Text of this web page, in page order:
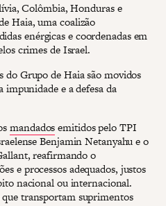
Colômbia, Honduras e
Haia, uma coalizão
enérgicas e coordenadas em
crimes de Israel.
do Grupo de Haia são movidos
e a defesa da
mandadosemitidos pelo TPI
Benjamin Netanyahu e o
reafirmando o
e processos adequados, justos
nacional ou internacional.
transportam suprimentos